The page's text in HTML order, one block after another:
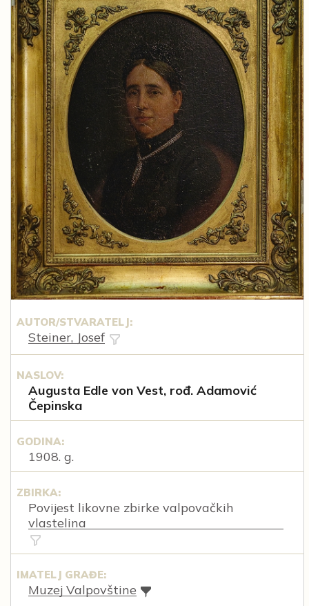
AUTOR/STVARATELJ:
Steiner, Josef
NASLOV:
Augusta Edle von Vest, rođ. Adamović
Čepinska
GODINA:
1908. g.
ZBIRKA:
Povijest likovne zbirke valpovačkih
vlastelina
IMATELJ GRAĐE:
Muzej Valpovštine